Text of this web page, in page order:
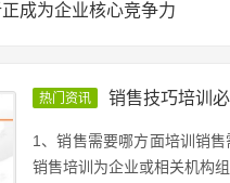
成为企业核心竞争力
热门资讯 销售技巧培训
1、销售需要哪方面培训销
销售培训为企业或相关机构